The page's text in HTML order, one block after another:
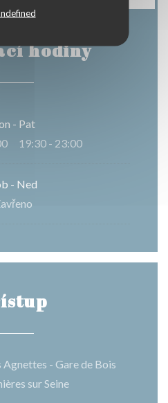
hodiny
- Pat
19:30 - 23:00
- Ned
Agnettes - Gare de Bois
sur Seine